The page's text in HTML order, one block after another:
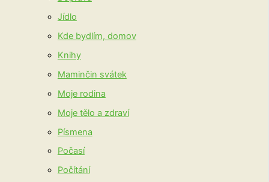
Jídlo
Kde bydlím, domov
Knihy
Maminčin svátek
Moje rodina
Moje tělo a zdraví
Písmena
Počasí
Počítání